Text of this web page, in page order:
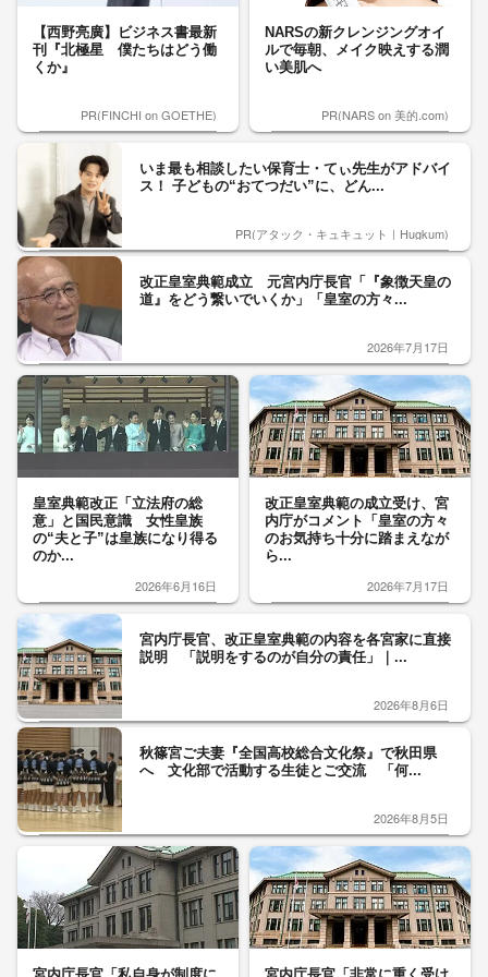
【西野亮廣】ビジネス書最新
刊『北極星 僕たちはどう働
くか』
PR(FINCHI on GOETHE)
NARSの新クレンジングオイ
ルで毎朝、メイク映えする潤
い美肌へ
PR(NARS on 美的.com)
いま最も相談したい保育士・てぃ先生がアドバイ
ス！ 子どもの“おてつだい”に、どん...
PR(アタック・キュキュット｜Hugkum)
改正皇室典範成立 元宮内庁長官「『象徴天皇の
道』をどう繋いでいくか」「皇室の方々...
2026年7月17日
皇室典範改正「立法府の総
意」と国民意識 女性皇族
の“夫と子”は皇族になり得る
のか...
2026年6月16日
改正皇室典範の成立受け、宮
内庁がコメント「皇室の方々
のお気持ち十分に踏まえなが
ら...
2026年7月17日
宮内庁長官、改正皇室典範の内容を各宮家に直接
説明 「説明をするのが自分の責任」｜...
2026年8月6日
秋篠宮ご夫妻『全国高校総合文化祭』で秋田県
へ 文化部で活動する生徒とご交流 「何...
2026年8月5日